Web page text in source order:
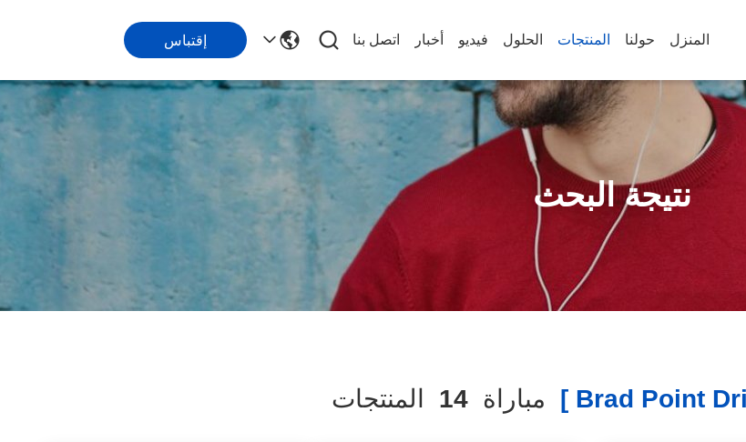
المنزل حولنا المنتجات الحلول فيديو أخبار اتصل بنا إقتباس
نتيجة البحث
مباراة14 المنتجات